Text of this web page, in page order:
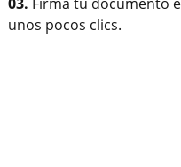
unos pocos clics.